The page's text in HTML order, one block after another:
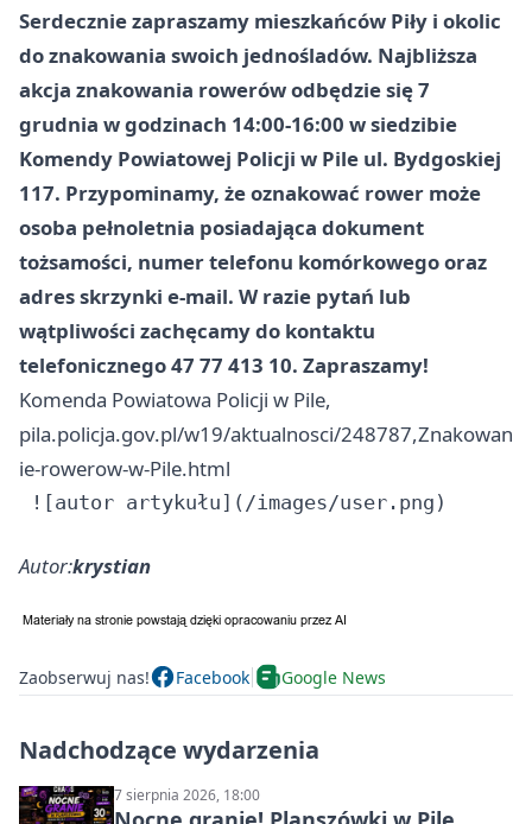
Serdecznie zapraszamy mieszkańców Piły i okolic
do znakowania swoich jednośladów. Najbliższa
akcja znakowania rowerów odbędzie się 7
grudnia w godzinach 14:00-16:00 w siedzibie
Komendy Powiatowej Policji w Pile ul. Bydgoskiej
117. Przypominamy, że oznakować rower może
osoba pełnoletnia posiadająca dokument
tożsamości, numer telefonu komórkowego oraz
adres skrzynki e-mail. W razie pytań lub
wątpliwości zachęcamy do kontaktu
telefonicznego 47 77 413 10. Zapraszamy!
Komenda Powiatowa Policji w Pile,
pila.policja.gov.pl/w19/aktualnosci/248787,Znakowan
ie-rowerow-w-Pile.html
Autor:krystian
Zaobserwuj nas! Facebook Google News
Nadchodzące wydarzenia
7 sierpnia 2026, 18:00